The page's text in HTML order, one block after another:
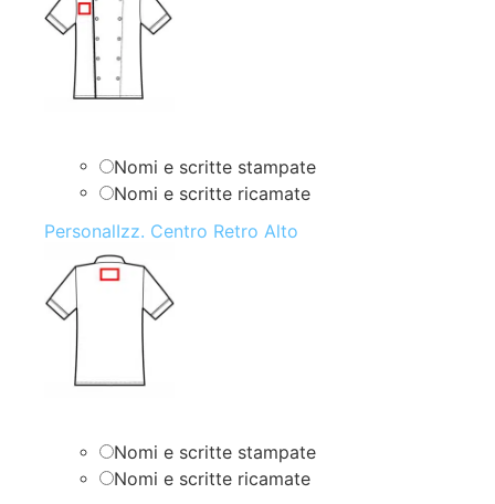
Nomi e scritte stampate
Nomi e scritte ricamate
PersonalIzz. Centro Retro Alto
Nomi e scritte stampate
Nomi e scritte ricamate